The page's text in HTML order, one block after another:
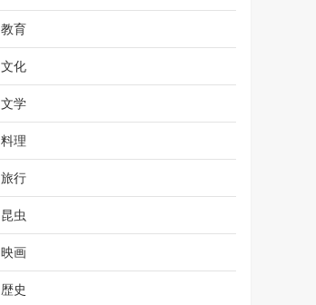
教育
文化
文学
料理
旅行
昆虫
映画
歴史